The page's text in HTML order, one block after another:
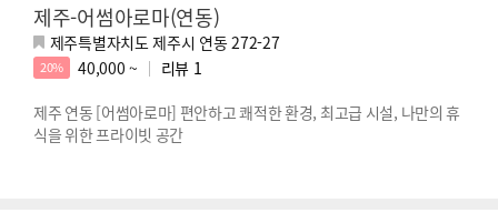
제주-어썸아로마(연동)
제주특별자치도 제주시 연동 272-27
20% 40,000 ~ 리뷰 1
제주 연동 [어썸아로마] 편안하고 쾌적한 환경, 최고급 시설, 나만의 휴
식을 위한 프라이빗 공간